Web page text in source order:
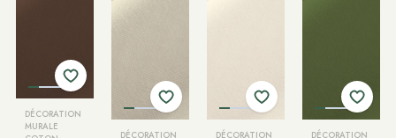
DÉCORATION
MURALE
DÉCORATION
DÉCORATION
DÉCORATION